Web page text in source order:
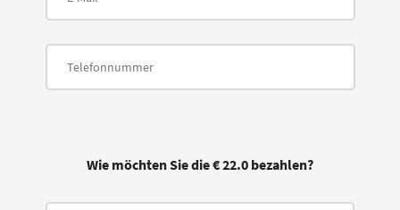
Wie möchten Sie die € 22.0 bezahlen?